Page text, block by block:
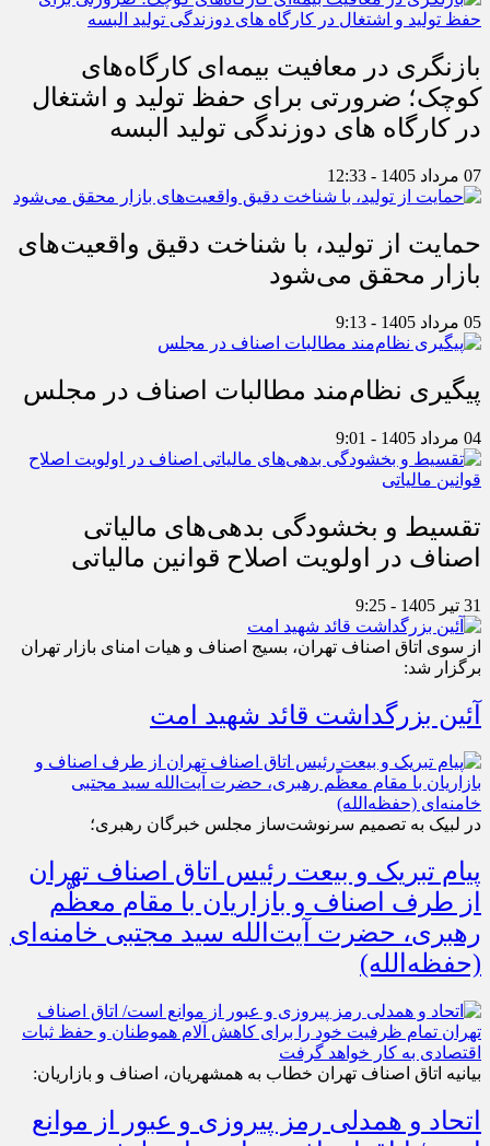
بازنگری در معافیت بیمه‌ای کارگاه‌های
کوچک؛ ضرورتی برای حفظ تولید و اشتغال
در کارگاه های دوزندگی تولید البسه
07 مرداد 1405 - 12:33
حمایت از تولید، با شناخت دقیق واقعیت‌های
بازار محقق می‌شود
05 مرداد 1405 - 9:13
پیگیری نظام‌مند مطالبات اصناف در مجلس
04 مرداد 1405 - 9:01
تقسیط و بخشودگی بدهی‌های مالیاتی
اصناف در اولویت اصلاح قوانین مالیاتی
31 تیر 1405 - 9:25
از سوی اتاق اصناف تهران، بسیج اصناف و هیات امنای بازار تهران
برگزار شد:
آئین بزرگداشت قائد شهید امت
در لبیک به تصمیم سرنوشت‌ساز مجلس خبرگان رهبری؛
پیام تبریک و بیعت رئیس اتاق اصناف تهران
از طرف اصناف و بازاریان با مقام معظّم
رهبری، حضرت آیت‌الله سید مجتبی خامنه‌ای
(حفظه‌الله)
بیانیه اتاق اصناف تهران خطاب به همشهریان، اصناف و بازاریان:
اتحاد و همدلی رمز پیروزی و عبور از موانع